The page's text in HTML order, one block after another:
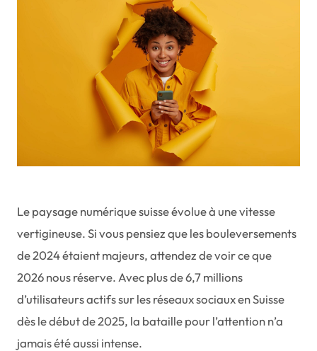
Le paysage numérique suisse évolue à une vitesse
vertigineuse. Si vous pensiez que les bouleversements
de 2024 étaient majeurs, attendez de voir ce que
2026 nous réserve. Avec plus de 6,7 millions
d’utilisateurs actifs sur les réseaux sociaux en Suisse
dès le début de 2025, la bataille pour l’attention n’a
jamais été aussi intense.